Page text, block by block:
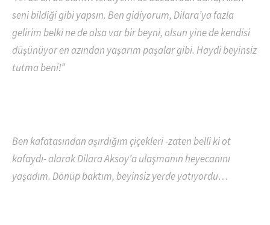
seni bildiği gibi yapsın. Ben gidiyorum, Dilara’ya fazla
gelirim belki ne de olsa var bir beyni, olsun yine de kendisi
düşünüyor en azından yaşarım paşalar gibi. Haydi beyinsiz
tutma beni!”
Ben kafatasından aşırdığım çiçekleri -zaten belli ki ot
kafaydı- alarak Dilara Aksoy’a ulaşmanın heyecanını
yaşadım. Dönüp baktım, beyinsiz yerde yatıyordu…